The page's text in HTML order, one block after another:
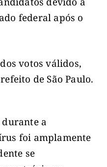
federal após o
votos válidos,
de São Paulo.
durante a
foi amplamente
se